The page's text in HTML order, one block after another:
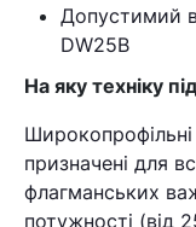
Допустимий
DW25B
На яку техніку
призначені для
флагманських
потужності (від